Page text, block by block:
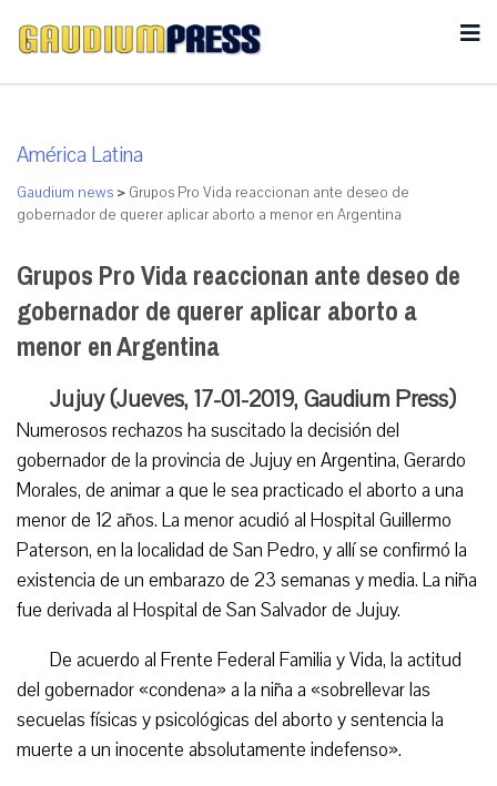
América Latina
Gaudium news > Grupos Pro Vida reaccionan ante deseo de
gobernador de querer aplicar aborto a menor en Argentina
Grupos Pro Vida reaccionan ante deseo de
gobernador de querer aplicar aborto a
menor en Argentina
Jujuy (Jueves, 17-01-2019, Gaudium Press)
Numerosos rechazos ha suscitado la decisión del
gobernador de la provincia de Jujuy en Argentina, Gerardo
Morales, de animar a que le sea practicado el aborto a una
menor de 12 años. La menor acudió al Hospital Guillermo
Paterson, en la localidad de San Pedro, y allí se confirmó la
existencia de un embarazo de 23 semanas y media. La niña
fue derivada al Hospital de San Salvador de Jujuy.
De acuerdo al Frente Federal Familia y Vida, la actitud
del gobernador «condena» a la niña a «sobrellevar las
secuelas físicas y psicológicas del aborto y sentencia la
muerte a un inocente absolutamente indefenso».